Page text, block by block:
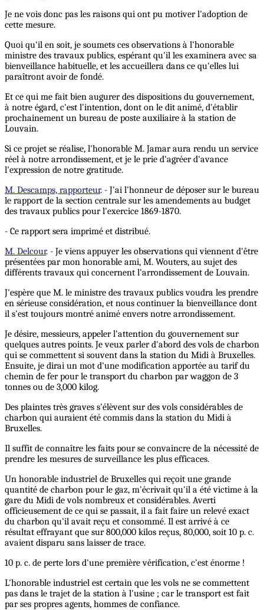
Je ne vois donc pas les raisons qui ont pu motiver l'adoption de
cette mesure.
Quoi qu'il en soit, je soumets ces observations à l'honorable
ministre des travaux publics, espérant qu'il les examinera avec sa
bienveillance habituelle, et les accueillera dans ce qu'elles lui
paraîtront avoir de fondé.
Et ce qui me fait bien augurer des dispositions du gouvernement,
à notre égard, c'est l'intention, dont on le dit animé, d'établir
prochainement un bureau de poste auxiliaire à la station de
Louvain.
Si ce projet se réalise, l'honorable M. Jamar aura rendu un service
réel à notre arrondissement, et je le prie d'agréer d'avance
l'expression de notre gratitude.
M. Descamps, rapporteur. - J'ai l'honneur de déposer sur le bureau
le rapport de la section centrale sur les amendements au budget
des travaux publics pour l'exercice 1869-1870.
- Ce rapport sera imprimé et distribué.
M. Delcour. - Je viens appuyer les observations qui viennent d'être
présentées par mon honorable ami, M. Wouters, au sujet des
différents travaux qui concernent l'arrondissement de Louvain.
J'espère que M. le ministre des travaux publics voudra les prendre
en sérieuse considération, et nous continuer la bienveillance dont
il s'est toujours montré animé envers notre arrondissement.
Je désire, messieurs, appeler l'attention du gouvernement sur
quelques autres points. Je veux parler d'abord des vols de charbon
qui se commettent si souvent dans la station du Midi à Bruxelles.
Ensuite, je dirai un mot d'une modification apportée au tarif du
chemin de fer pour le transport du charbon par waggon de 3
tonnes ou de 3,000 kilog.
Des plaintes très graves s'élèvent sur des vols considérables de
charbon qui auraient été commis dans la station du Midi à
Bruxelles.
Il suffit de connaître les faits pour se convaincre de la nécessité de
prendre les mesures de surveillance les plus efficaces.
Un honorable industriel de Bruxelles qui reçoit une grande
quantité de charbon pour le gaz, m'écrivait qu'il a été victime à la
gare du Midi de vols nombreux et considérables. Averti
officieusement de ce qui se passait, il a fait faire un relevé exact
du charbon qu'il avait reçu et consommé. Il est arrivé à ce
résultat effrayant que sur 800,000 kilos reçus, 80,000, soit 10 p. c.
avaient disparu sans laisser de trace.
10 p. c. de perte lors d'une première vérification, c'est énorme !
L'honorable industriel est certain que les vols ne se commettent
pas dans le trajet de la station à l'usine ; car le transport est fait
par ses propres agents, hommes de confiance.